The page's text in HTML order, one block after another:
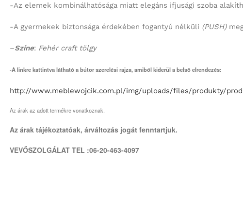
-Az elemek kombinálhatósága miatt elegáns ifjusági szoba
-A gyermekek biztonsága érdekében fogantyú nélküli (PUSH)
–Színe: Fehér craft tölgy
-A linkre kattintva látható a bútor szerelési rajza, amiből kiderül a belső elrendezés:
http://www.meblewojcik.com.pl/img/uploads/files/produkty/
Az árak az adott termékre vonatkoznak.
Az árak tájékoztatóak, árváltozás jogát fenntartjuk.
VEVŐSZOLGÁLAT TEL :06-20-463-4097